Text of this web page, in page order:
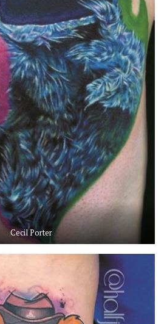
Cecil Porter